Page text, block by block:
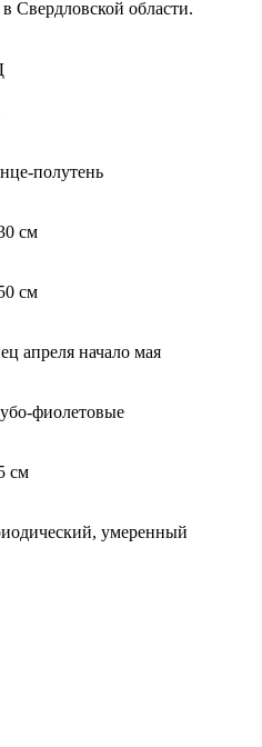
Свердловской области.
полутень
см
см
апреля начало мая
фиолетовые
см
умеренный